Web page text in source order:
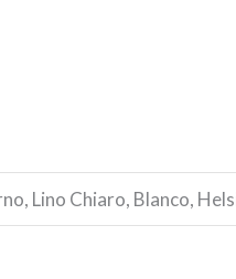
Lino Chiaro, Blanco,